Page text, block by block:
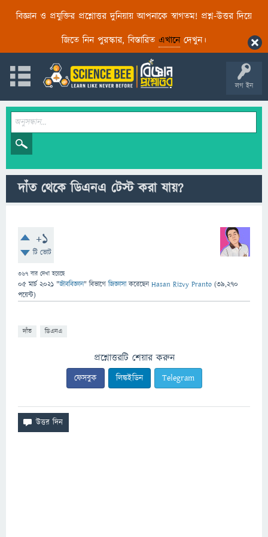
বিজ্ঞান ও প্রযুক্তির প্রশ্নোত্তর দুনিয়ায় আপনাকে স্বাগতম! প্রশ্ন-উত্তর দিয়ে
জিতে নিন পুরস্কার, বিস্তারিত এখানেদেখুন।
লগ ইন
দাঁত থেকে ডিএনএ টেস্ট করা যায়?
+1
টি ভোট
367 বার দেখা হয়েছে
05 মার্চ 2021 "জীববিজ্ঞান" বিভাগে জিজ্ঞাসাকরেছেনHasan Rizvy Pranto (39,270
পয়েন্ট)
দাঁত ডিএনএ
প্রশ্নোত্তরটি শেয়ার করুন
ফেসবুক লিঙ্কইডিন Telegram